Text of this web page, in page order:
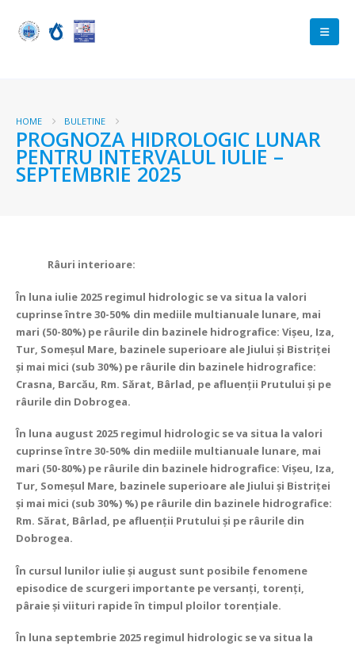
HOME BULETINE
PROGNOZA HIDROLOGIC LUNAR
PENTRU INTERVALUL IULIE –
SEPTEMBRIE 2025
Râuri interioare:
În luna iulie 2025 regimul hidrologic se va situa la valori
cuprinse între 30-50% din mediile multianuale lunare, mai
mari (50-80%) pe râurile din bazinele hidrografice: Vișeu, Iza,
Tur, Someșul Mare, bazinele superioare ale Jiului și Bistriţei
și mai mici (sub 30%) pe râurile din bazinele hidrografice:
Crasna, Barcău, Rm. Sărat, Bârlad, pe afluenții Prutului și pe
râurile din Dobrogea.
În luna august 2025 regimul hidrologic se va situa la valori
cuprinse între 30-50% din mediile multianuale lunare, mai
mari (50-80%) pe râurile din bazinele hidrografice: Vișeu, Iza,
Tur, Someșul Mare, bazinele superioare ale Jiului și Bistriţei
și mai mici (sub 30%) %) pe râurile din bazinele hidrografice:
Rm. Sărat, Bârlad, pe afluenții Prutului și pe râurile din
Dobrogea.
În cursul lunilor iulie și august sunt posibile fenomene
episodice de scurgeri importante pe versanţi, torenţi,
pâraie şi viituri rapideîn timpul ploilor torenţiale.
În luna septembrie 2025 regimul hidrologic se va situa la